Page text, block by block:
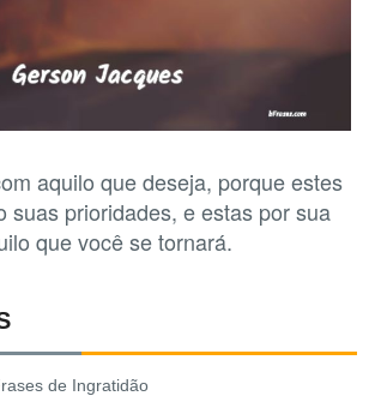
aquilo que deseja, porque estes
suas prioridades, e estas por sua
que você se tornará.
de Ingratidão